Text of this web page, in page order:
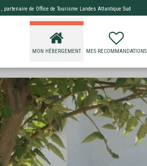
, partenaire de Office de Tourisme Landes Atlantique Sud
MON HÉBERGEMENT MES RECOMMANDATIONS